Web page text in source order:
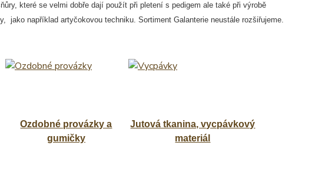
které se velmi dobře dají použít při pletení s pedigem ale také při výrobě
jako například artyčokovou techniku. Sortiment Galanterie neustále rozšiřujeme.
Ozdobné provázky a
gumičky
Jutová tkanina, vycpávkový
materiál